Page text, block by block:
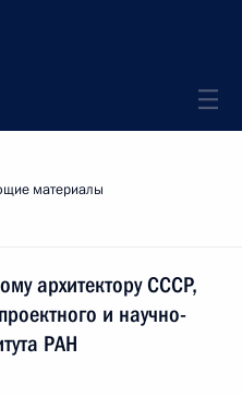
материалы
архитектору СССР,
и научно-
РАН